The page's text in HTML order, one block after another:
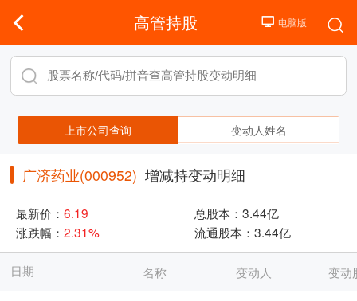
高管持股
上市公司查询 变动人姓名
广济药业(000952) 增减持变动明细
最新价： 6.19 总股本： 3.44亿
涨跌幅： 2.31% 流通股本： 3.44亿
日期 名称 变动人 变动